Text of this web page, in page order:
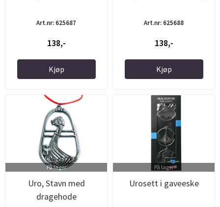
Art.nr: 625687
138,-
Kjøp
Art.nr: 625688
138,-
Kjøp
På lager
Uro, Stavn med
dragehode
På lager
Urosett i gaveeske